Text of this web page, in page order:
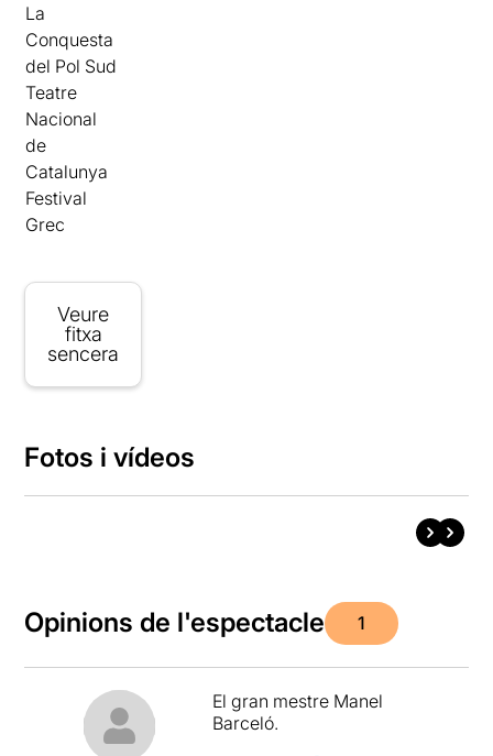
La
Conquesta
del Pol Sud
Teatre
Nacional
de
Catalunya
Festival
Grec
Veure
fitxa
sencera
Fotos i vídeos
Opinions de l'espectacle 1
El gran mestre Manel
Barceló.